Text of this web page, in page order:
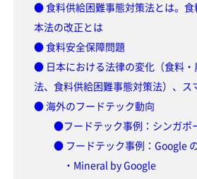
● 食料供給困難事態対策法とは。食
本法の改正とは
● 食料安全保障問題
● 日本における法律の変化（食料・
法、食料供給困難事態対策法）、ス
● 海外のフードテック動向
●フードテック事例：シンガポ
● フードテック事例：Google
・Mineral by Google